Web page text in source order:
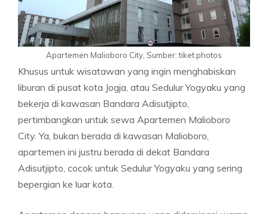
Apartemen Malioboro City, Sumber: tiket.photos
Khusus untuk wisatawan yang ingin menghabiskan
liburan di pusat kota Jogja, atau Sedulur Yogyaku yang
bekerja di kawasan Bandara Adisutjipto,
pertimbangkan untuk sewa Apartemen Malioboro
City. Ya, bukan berada di kawasan Malioboro,
apartemen ini justru berada di dekat Bandara
Adisutjipto, cocok untuk Sedulur Yogyaku yang sering
bepergian ke luar kota.